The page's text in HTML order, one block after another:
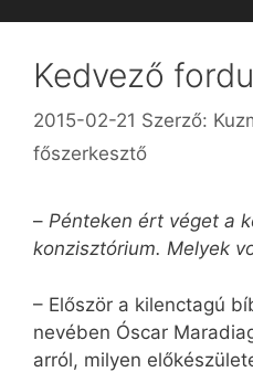
Kedvező
2015-02-21 Szerző:
főszerkesztő
– Pénteken ért véget a
konzisztórium. Melyek
– Először a kilenctagú
nevében Óscar
arról, milyen